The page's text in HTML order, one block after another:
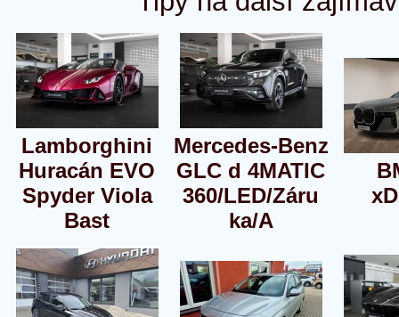
Lamborghini
Huracán EVO
Spyder Viola
Bast
Mercedes-Benz
GLC d 4MATIC
360/LED/Záru
ka/A